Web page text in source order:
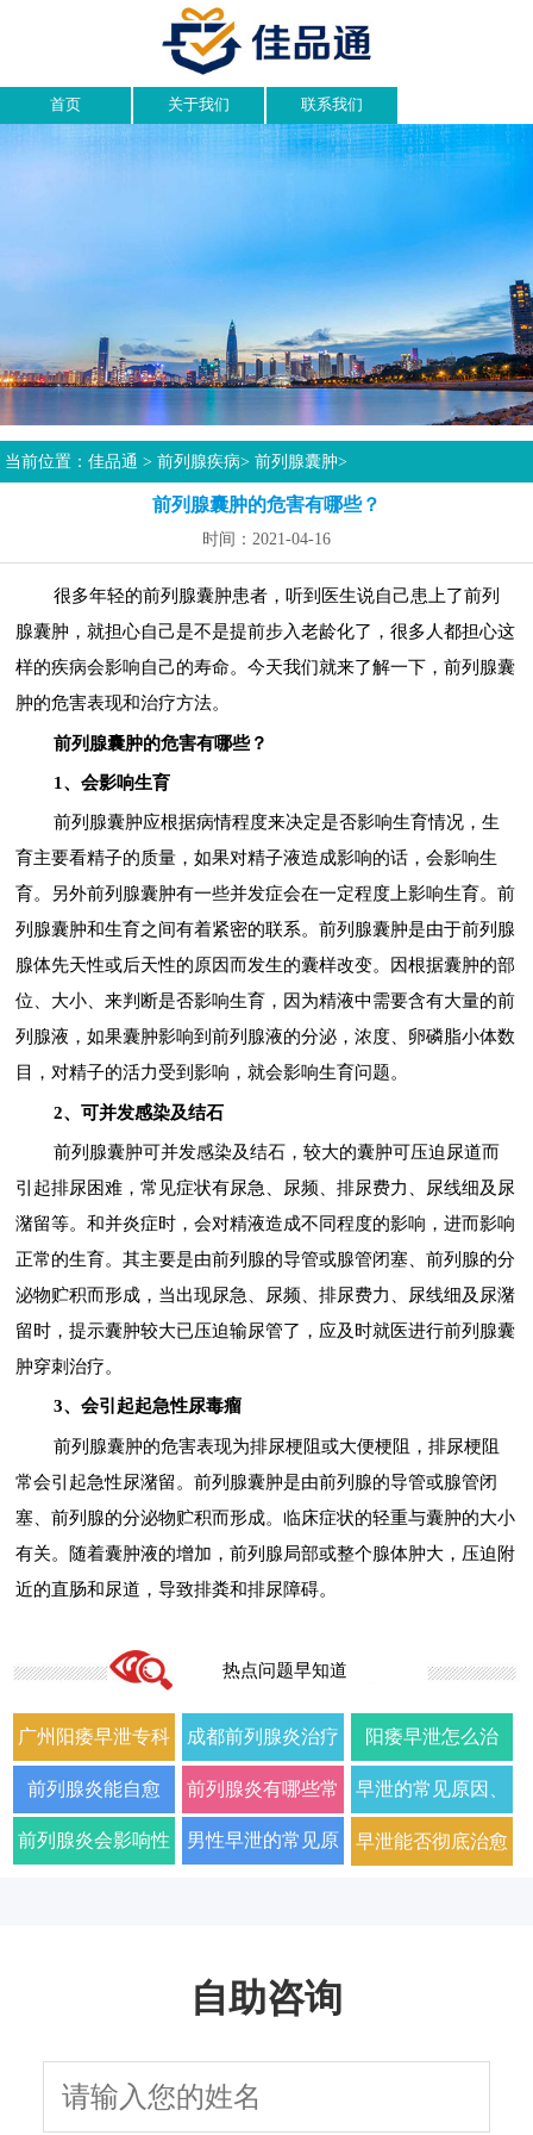
首页 关于我们 联系我们
当前位置：佳品通 >前列腺疾病>前列腺囊肿>
前列腺囊肿的危害有哪些？
时间：2021-04-16
很多年轻的前列腺囊肿患者，听到医生说自己患上了前列
腺囊肿，就担心自己是不是提前步入老龄化了，很多人都担心这
样的疾病会影响自己的寿命。今天我们就来了解一下，前列腺囊
肿的危害表现和治疗方法。
前列腺囊肿的危害有哪些？
1、会影响生育
前列腺囊肿应根据病情程度来决定是否影响生育情况，生
育主要看精子的质量，如果对精子液造成影响的话，会影响生
育。另外前列腺囊肿有一些并发症会在一定程度上影响生育。前
列腺囊肿和生育之间有着紧密的联系。前列腺囊肿是由于前列腺
腺体先天性或后天性的原因而发生的囊样改变。因根据囊肿的部
位、大小、来判断是否影响生育，因为精液中需要含有大量的前
列腺液，如果囊肿影响到前列腺液的分泌，浓度、卵磷脂小体数
目，对精子的活力受到影响，就会影响生育问题。
2、可并发感染及结石
前列腺囊肿可并发感染及结石，较大的囊肿可压迫尿道而
引起排尿困难，常见症状有尿急、尿频、排尿费力、尿线细及尿
潴留等。和并炎症时，会对精液造成不同程度的影响，进而影响
正常的生育。其主要是由前列腺的导管或腺管闭塞、前列腺的分
泌物贮积而形成，当出现尿急、尿频、排尿费力、尿线细及尿潴
留时，提示囊肿较大已压迫输尿管了，应及时就医进行前列腺囊
肿穿刺治疗。
3、会引起起急性尿毒瘤
前列腺囊肿的危害表现为排尿梗阻或大便梗阻，排尿梗阻
常会引起急性尿潴留。前列腺囊肿是由前列腺的导管或腺管闭
塞、前列腺的分泌物贮积而形成。临床症状的轻重与囊肿的大小
有关。随着囊肿液的增加，前列腺局部或整个腺体肿大，压迫附
近的直肠和尿道，导致排粪和排尿障碍。
热点问题早知道
广州阳痿早泄专科
门诊哪家好正规男
科医院排名
成都前列腺炎治疗
哪家男科医院好
2026年口碑推荐
阳痿早泄怎么治
疗？2026年男科专
家详解病因与科学
前列腺炎能自愈
吗？2026年科学治
前列腺炎有哪些常
见症状以及如何科
早泄的常见原因、
症状及改善方法全
前列腺炎会影响性 男性早泄的常见原 早泄能否彻底治愈
自助咨询